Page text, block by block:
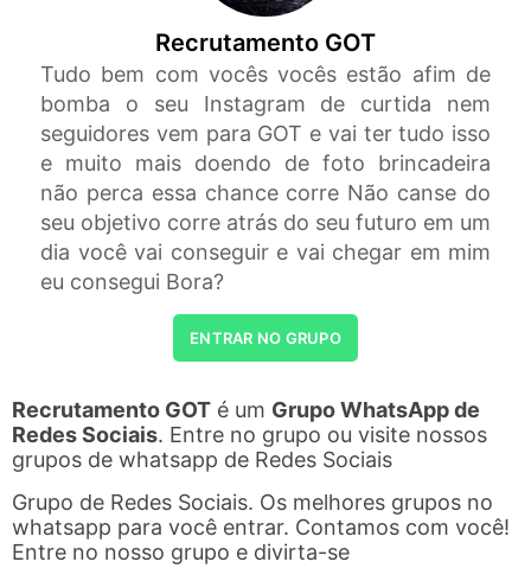
Recrutamento GOT
Tudo bem com vocês vocês estão afim de
bomba o seu Instagram de curtida nem
seguidores vem para GOT e vai ter tudo isso
e muito mais doendo de foto brincadeira
não perca essa chance corre Não canse do
seu objetivo corre atrás do seu futuro em um
dia você vai conseguir e vai chegar em mim
eu consegui Bora?
ENTRAR NO GRUPO
Recrutamento GOT é um Grupo WhatsApp de
Redes Sociais. Entre no grupo ou visite nossos
grupos de whatsapp de Redes Sociais
Grupo de Redes Sociais. Os melhores grupos no
whatsapp para você entrar. Contamos com você!
Entre no nosso grupo e divirta-se